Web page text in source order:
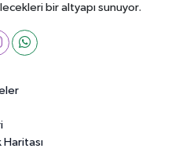
bir altyapı sunuyor.